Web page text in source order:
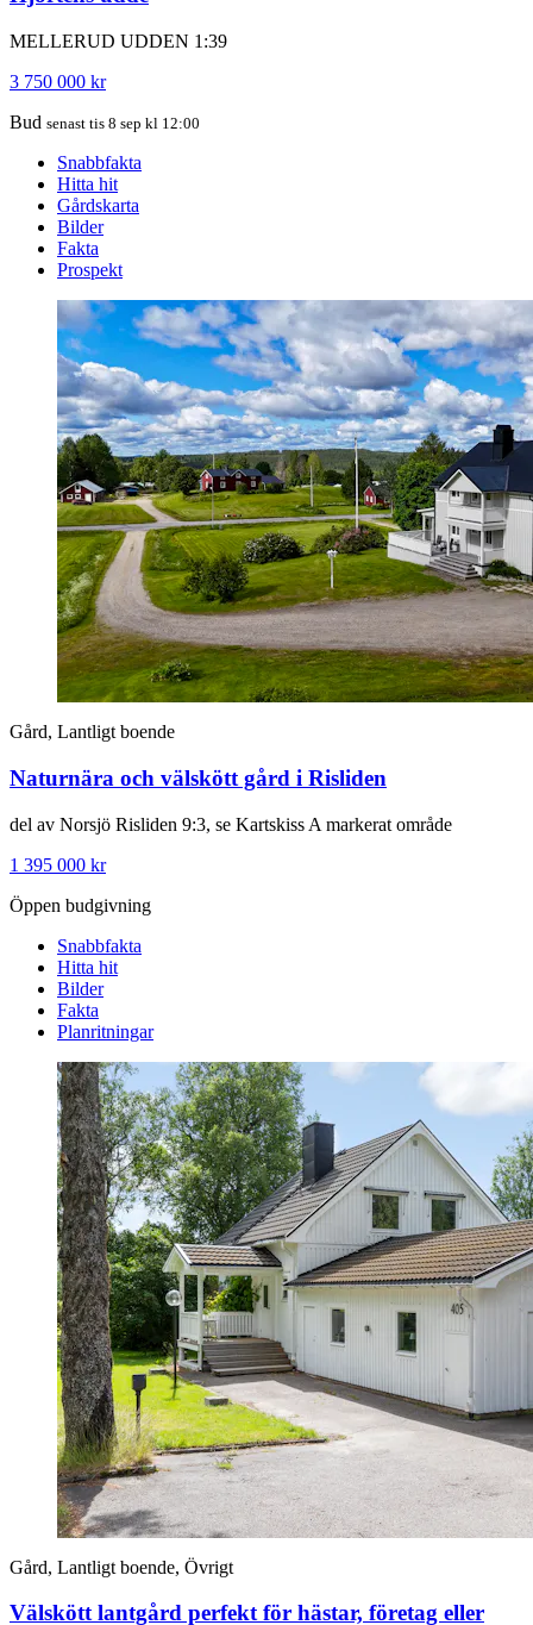
MELLERUD UDDEN 1:39
3 750 000 kr
Bud senast tis 8 sep kl 12:00
Snabbfakta
Hitta hit
Gårdskarta
Bilder
Fakta
Prospekt
Gård, Lantligt boende
Naturnära och välskött gård i Risliden
del av Norsjö Risliden 9:3, se Kartskiss A markerat område
1 395 000 kr
Öppen budgivning
Snabbfakta
Hitta hit
Bilder
Fakta
Planritningar
Gård, Lantligt boende, Övrigt
Välskött lantgård perfekt för hästar, företag eller